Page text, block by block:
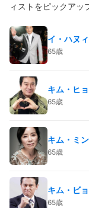
ィストをピックアッ
イ・ハヌ
65歳
キム・ヒ
65歳
キム・ミ
65歳
キム・ビ
65歳